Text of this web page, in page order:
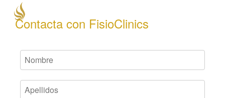
Contacta con FisioClinics